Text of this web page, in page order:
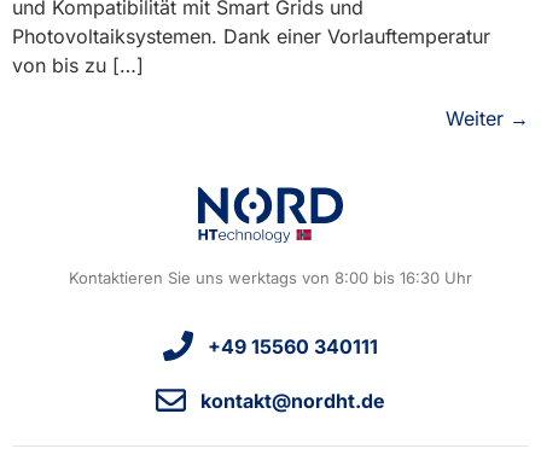
und Kompatibilität mit Smart Grids und
Photovoltaiksystemen. Dank einer Vorlauftemperatur
von bis zu […]
Weiter →
Kontaktieren Sie uns werktags von 8:00 bis 16:30 Uhr
+49 15560 340111
kontakt@nordht.de